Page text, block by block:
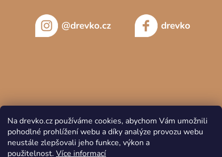
Na drevko.cz používáme cookies, abychom Vám umožnili
pohodlné prohlížení webu a díky analýze provozu webu
neustále zlepšovali jeho funkce, výkon a
použitelnost. Více informací
@drevko.cz drevko